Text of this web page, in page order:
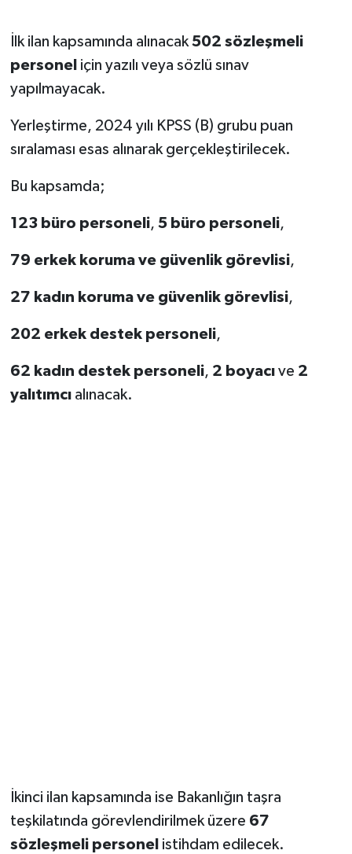
İlk ilan kapsamında alınacak502 sözleşmeli
personel için yazılı veya sözlü sınav
yapılmayacak.
Yerleştirme, 2024 yılı KPSS (B) grubu puan
sıralaması esas alınarak gerçekleştirilecek.
Bu kapsamda;
123 büro personeli, 5 büro personeli,
79 erkek koruma ve güvenlik görevlisi,
27 kadın koruma ve güvenlik görevlisi,
202 erkek destek personeli,
62 kadın destek personeli, 2 boyacıve 2
yalıtımcıalınacak.
İkinci ilan kapsamında ise Bakanlığın taşra
teşkilatında görevlendirilmek üzere 67
sözleşmeli personel istihdam edilecek.